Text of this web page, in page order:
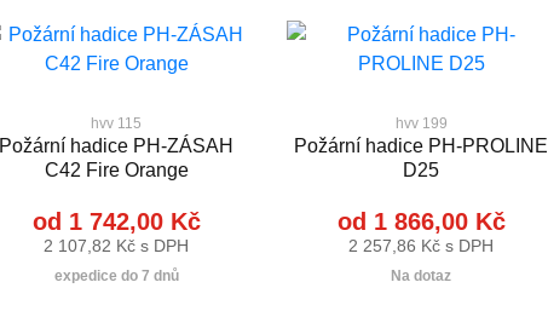
hvv 115
Požární hadice PH-ZÁSAH
C42 Fire Orange
od 1 742,00 Kč
2 107,82 Kč s DPH
expedice do 7 dnů
hvv 199
Požární hadice PH-PROLINE
D25
od 1 866,00 Kč
2 257,86 Kč s DPH
Na dotaz